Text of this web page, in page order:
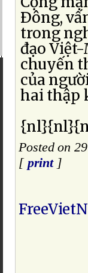
Ðông,
trong
đạo Việt-
chuyến
của
hai thập
Posted on
[ print]